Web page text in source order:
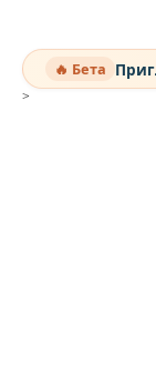
🔥 Бета
>